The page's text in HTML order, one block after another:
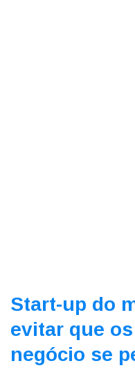
Start-up do
evitar que
negócio se